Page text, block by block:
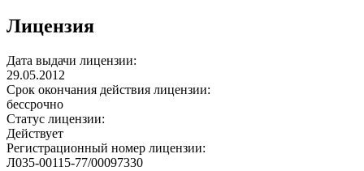
Лицензия
Дата выдачи лицензии:
29.05.2012
Срок окончания действия лицензии:
бессрочно
Статус лицензии:
Действует
Регистрационный номер лицензии:
Л035-00115-77/00097330